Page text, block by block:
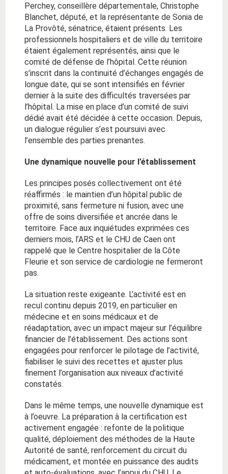
Perchey, conseillère départementale, Christophe
Blanchet, député, et la représentante de Sonia de
La Provôté, sénatrice, étaient présents. Les
professionnels hospitaliers et de ville du territoire
étaient également représentés, ainsi que le
comité de défense de l’hôpital. Cette réunion
s’inscrit dans la continuité d’échanges engagés de
longue date, qui se sont intensifiés en février
dernier à la suite des difficultés traversées par
l’hôpital. La mise en place d’un comité de suivi
dédié avait été décidée à cette occasion. Depuis,
un dialogue régulier s’est poursuivi avec
l’ensemble des parties prenantes.
Une dynamique nouvelle pour l’établissement
Les principes posés collectivement ont été
réaffirmés : le maintien d’un hôpital public de
proximité, sans fermeture ni fusion, avec une
offre de soins diversifiée et ancrée dans le
territoire. Face aux inquiétudes exprimées ces
derniers mois, l’ARS et le CHU de Caen ont
rappelé que le Centre hospitalier de la Côte
Fleurie et son service de cardiologie ne fermeront
pas.
La situation reste exigeante. L’activité est en
recul continu depuis 2019, en particulier en
médecine et en soins médicaux et de
réadaptation, avec un impact majeur sur l’équilibre
financier de l’établissement. Des actions sont
engagées pour renforcer le pilotage de l’activité,
fiabiliser le suivi des recettes et ajuster plus
finement l’organisation aux niveaux d’activité
constatés.
Dans le même temps, une nouvelle dynamique est
à l’oeuvre. La préparation à la certification est
activement engagée : refonte de la politique
qualité, déploiement des méthodes de la Haute
Autorité de santé, renforcement du circuit du
médicament, et montée en puissance des audits